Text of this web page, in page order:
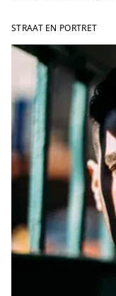
STRAAT EN PORTRET